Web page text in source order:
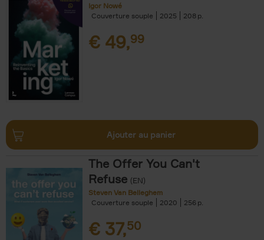
Igor Nowé
Couverture souple
2025 208
€ 49,99
Ajouter au panier
The Offer You Can't
Refuse (EN)
Steven Van Belleghem
Couverture souple
2020 256
€ 37,50